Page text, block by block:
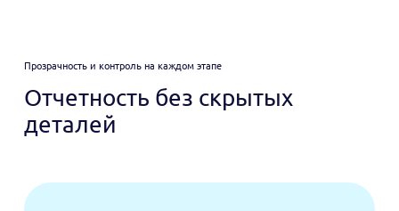
Прозрачность и контроль на каждом этапе
Отчетность без скрытых
деталей